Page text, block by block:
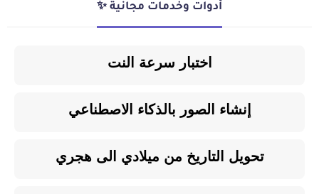
أدوات وخدمات مجانية ✨
اختبار سرعة النت
إنشاء الصور بالذكاء الاصطناعي
تحويل التاريخ من ميلادي الى هجري